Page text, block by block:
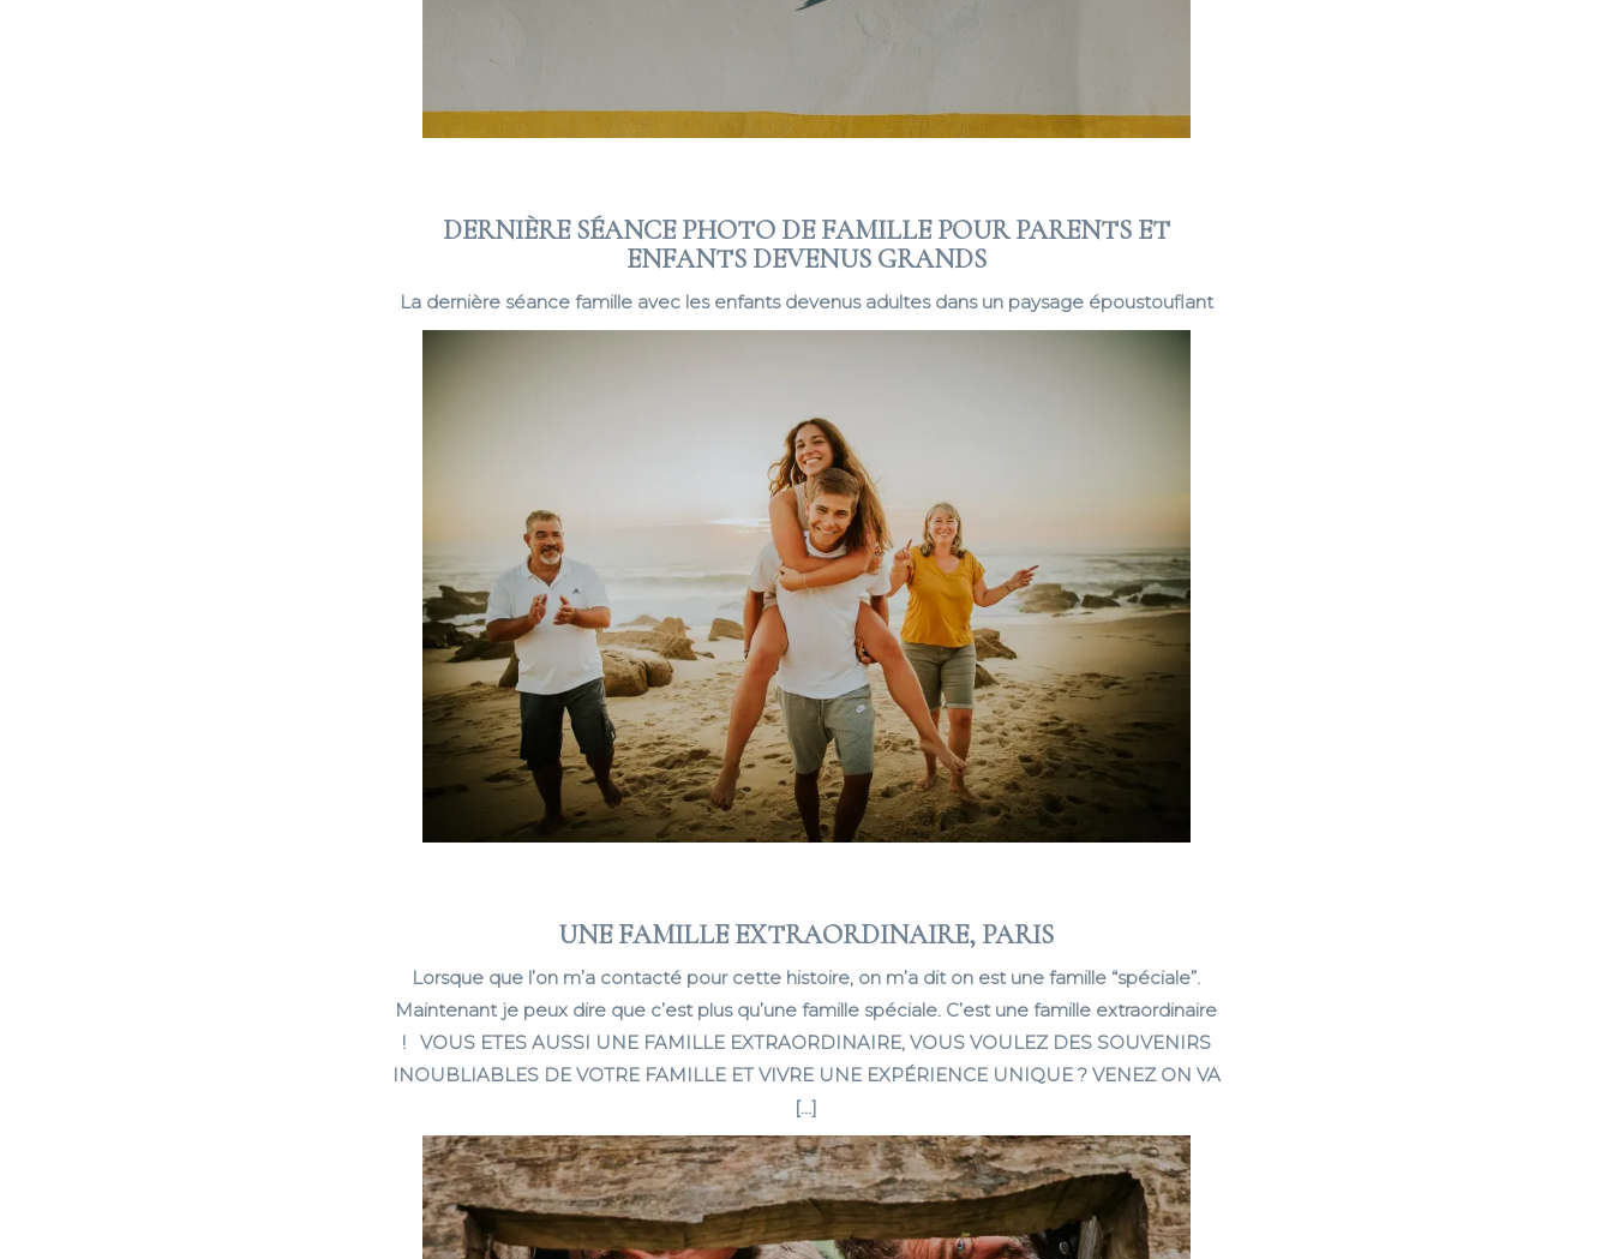
DERNIÈRE SÉANCE PHOTO DE FAMILLE POUR PARENTS ET
ENFANTS DEVENUS GRANDS
La dernière séance famille avec les enfants devenus adultes dans un paysage époustouflant
UNE FAMILLE EXTRAORDINAIRE, PARIS
Lorsque que l’on m’a contacté pour cette histoire, on m’a dit on est une famille “spéciale”.
Maintenant je peux dire que c’est plus qu’une famille spéciale. C’est une famille extraordinaire
! VOUS ETES AUSSI UNE FAMILLE EXTRAORDINAIRE, VOUS VOULEZ DES SOUVENIRS
INOUBLIABLES DE VOTRE FAMILLE ET VIVRE UNE EXPÉRIENCE UNIQUE ? VENEZ ON VA
[…]